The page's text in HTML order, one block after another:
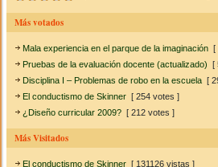
Más votados
Mala experiencia en el parque de la imaginación [
Pruebas de la evaluación docente (actualizado) [
Disciplina I – Problemas de robo en la escuela [
El conductismo de Skinner [ 254 votes ]
¿Diseño curricular 2009? [ 212 votes ]
Más Visitados
El conductismo de Skinner [ 131126 vistas ]